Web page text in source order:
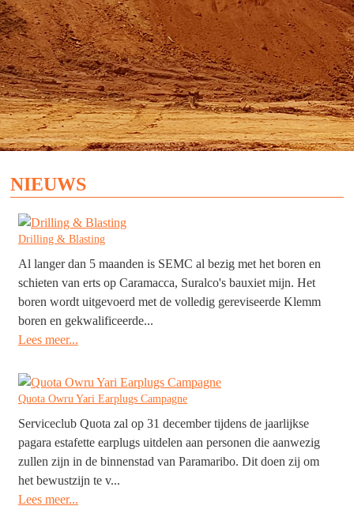
NIEUWS
Drilling & Blasting
Al langer dan 5 maanden is SEMC al bezig met het boren en
schieten van erts op Caramacca, Suralco's bauxiet mijn. Het
boren wordt uitgevoerd met de volledig gereviseerde Klemm
boren en gekwalificeerde...
Lees meer...
Quota Owru Yari Earplugs Campagne
Serviceclub Quota zal op 31 december tijdens de jaarlijkse
pagara estafette earplugs uitdelen aan personen die aanwezig
zullen zijn in de binnenstad van Paramaribo. Dit doen zij om
het bewustzijn te v...
Lees meer...